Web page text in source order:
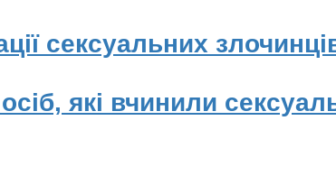
сексуальних
які вчинили